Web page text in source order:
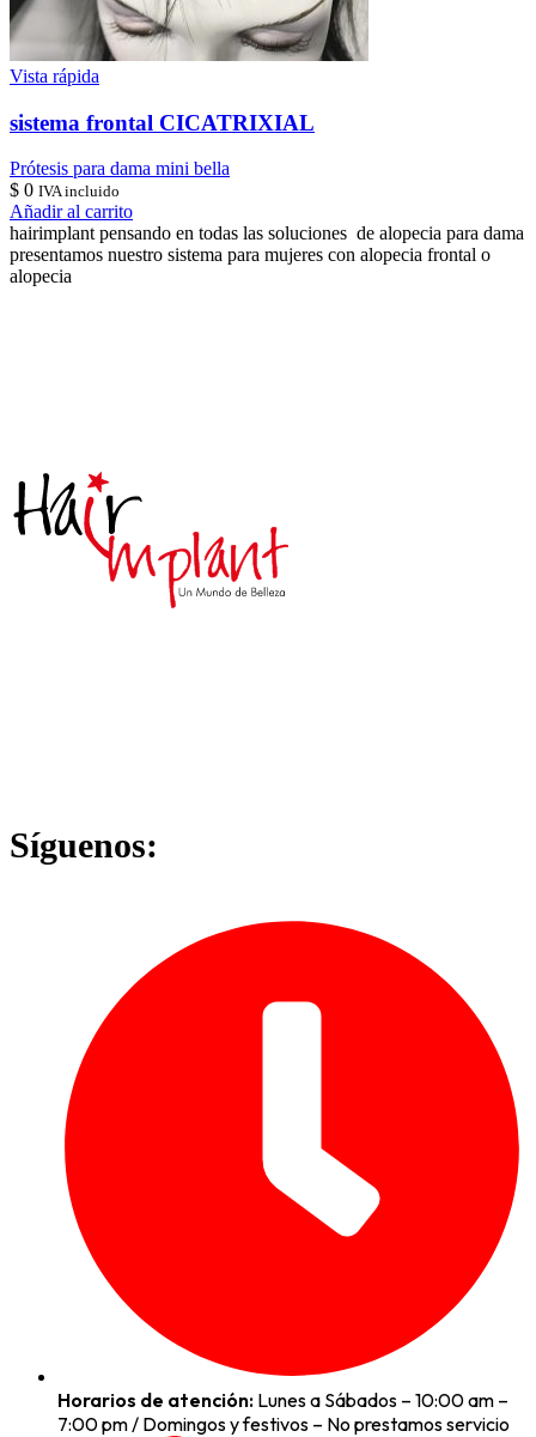
Vista rápida
sistema frontal CICATRIXIAL
Prótesis para dama mini bella
$ 0 IVA incluido
Añadir al carrito
hairimplant pensando en todas las soluciones de alopecia para dama
presentamos nuestro sistema para mujeres con alopecia frontal o
alopecia
Síguenos:
Horarios de atención: Lunes a Sábados – 10:00 am –
7:00 pm / Domingos y festivos – No prestamos servicio